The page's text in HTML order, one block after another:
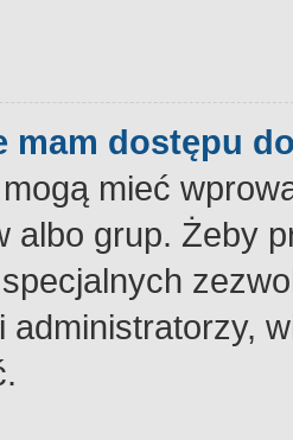
mam dostępu
mieć
albo grup. Żeby
administratorzy,